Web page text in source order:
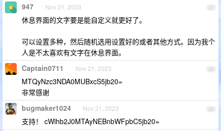
27
947 Nov 21, 2023
休息界面的文字要是能自定义就更好了。
可以设置多种，然后随机选用设置好的或者其他方式。因为我个
人是不太喜欢有文字在休息界面。
28
Captain0711 Nov 21, 2023
MTQyNzc3NDA0MUBxcS5jb20=
非常感谢
29
bugmaker1024 Nov 21, 2023
支持！ cWlhb2J0MTAyNEBnbWFpbC5jb20=